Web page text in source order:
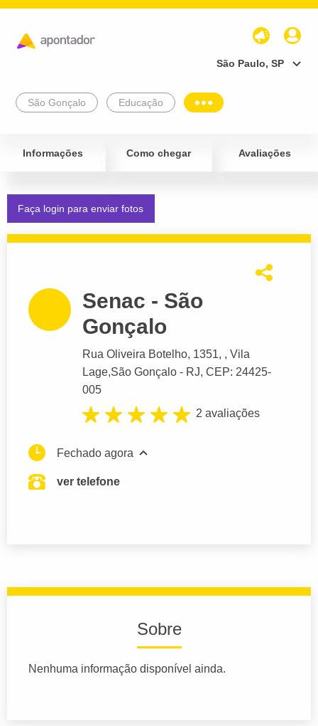
São Paulo, SP
São Gonçalo Educação
Informações Como chegar Avaliações
Faça login para enviar fotos
Senac - São
Gonçalo
Rua Oliveira Botelho, 1351, , Vila
Lage,São Gonçalo - RJ, CEP: 24425-
005
2 avaliações
Fechado agora
ver telefone
Sobre
Nenhuma informação disponível ainda.